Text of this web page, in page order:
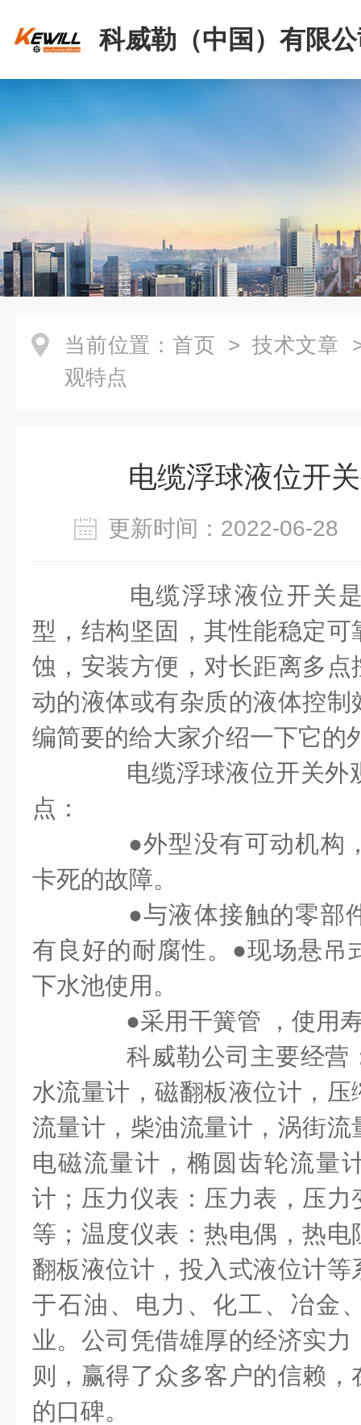
科威勒（中国）有限
当前位置： 首页 > 技术文章
观特点
电缆浮球液位开
更新时间：2022-06-
电缆浮球液位开关是
型，结构坚固，其性能稳定
蚀，安装方便，对长距离多
动的液体或有杂质的液体控
编简要的给大家介绍一下它的
电缆浮球液位开关外
点：
●外型没有可动机构
卡死的故障。
●与液体接触的零部
有良好的耐腐性。 ●现场悬吊
下水池使用。
●采用干簧管 ，使用
科威勒公司主要经营
水流量计，磁翻板液位计，
流量计，柴油流量计，涡街
电磁流量计，椭圆齿轮流量
计；压力仪表：压力表，压
等；温度仪表：热电偶，热
翻板液位计，投入式液位计
于石油、电力、化工、冶金
业。公司凭借雄厚的经济实
则，赢得了众多客户的信赖
的口碑。